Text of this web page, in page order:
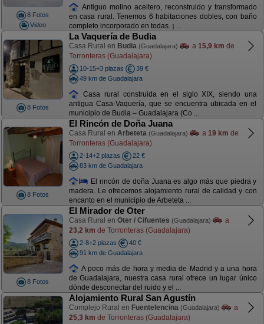
8 Fotos
Video
Antiguo molino aceitero, reconstruido y transformado
en casa rural. Tenemos 6 habitaciones dobles, con baño
completo incorporado en todas. ¡ ...
8 Fotos
La Vaquería de Budia
Casa Rural en Budia (Guadalajara) a 15,9 km de
Torronteras (Guadalajara)
10-15+3 plazas
39 €
49 km de Guadalajara
Casa rural construida en el siglo XIX, siendo una
antigua Casa-Vaquería, que se encuentra ubicada en el
municipio de Budia – Guadalajara (Co ...
8 Fotos
El Rincón de Doña Juana
Casa Rural en Arbeteta (Guadalajara) a 19 km de
Torronteras (Guadalajara)
2-14+2 plazas
22 €
83 km de Guadalajara
El rincón de doña Juana es algo más que piedra y
madera. Le ofrecemos alojamiento rural de calidad y con
encanto en el municipio de Arbeteta ...
8 Fotos
El Mirador de Oter
Casa Rural en Oter / Cifuentes (Guadalajara)
a
23,2 km de Torronteras (Guadalajara)
2-8+2 plazas
40 €
91 km de Guadalajara
A poco más de hora y media de Madrid y a una hora
de Guadalajara, nuestra casa rural ofrece un lugar único
dónde desconectar del ruido y el ...
Alojamiento Rural San Agustín
Complejo Rural en Fuentelencina (Guadalajara)
a
25,3 km de Torronteras (Guadalajara)